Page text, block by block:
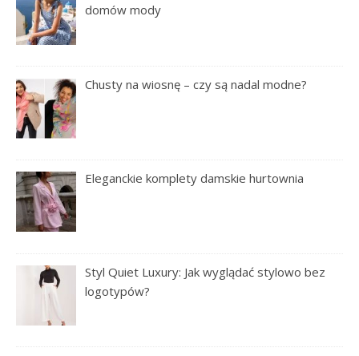
domów mody
Chusty na wiosnę – czy są nadal modne?
Eleganckie komplety damskie hurtownia
Styl Quiet Luxury: Jak wyglądać stylowo bez
logotypów?